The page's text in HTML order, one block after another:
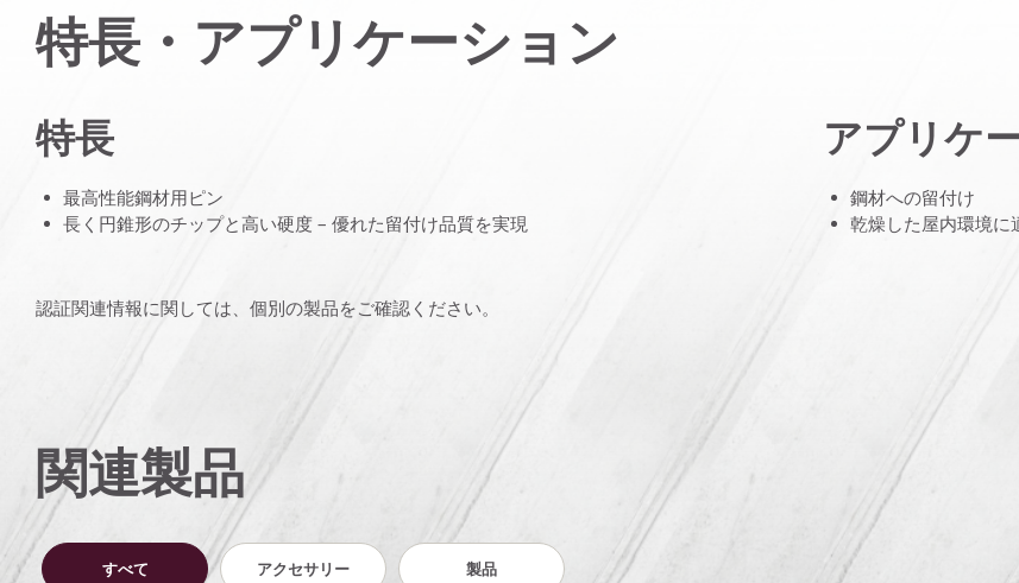
特長・アプリケーション
特長
最高性能鋼材用ピン
長く円錐形のチップと高い硬度 – 優れた留付け品質を実現
アプリケ
鋼材への留付け
乾燥した屋内環境に
認証関連情報に関しては、個別の製品をご確認ください。
関連製品
すべて アクセサリー 製品